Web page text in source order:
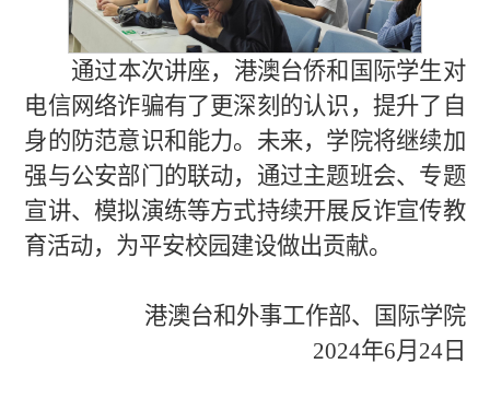
通过本次讲座，港澳台侨和国际学生对
电信网络诈骗有了更深刻的认识，提升了自
身的防范意识和能力。未来，学院将继续加
强与公安部门的联动，通过主题班会、专题
宣讲、模拟演练等方式持续开展反诈宣传教
育活动，为平安校园建设做出贡献。
港澳台和外事工作部、国际学院
2024年6月 24日